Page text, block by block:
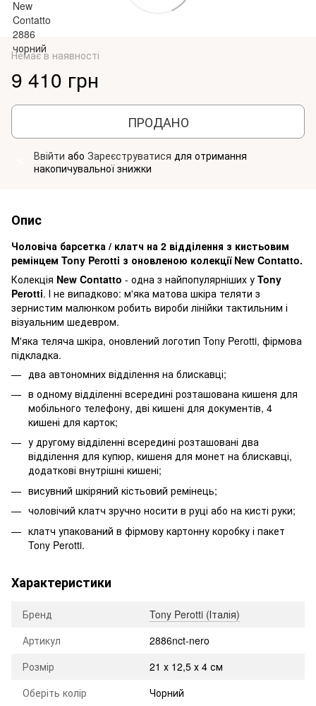
Немає в наявності
9 410 грн
ПРОДАНО
Ввійти або Зареєструватися для отримання
накопичувальної знижки
Опис
Чоловіча барсетка / клатч на 2 відділення з кистьовим
ремінцем Tony Perotti з оновленою колекції New Contatto.
Колекція New Contatto - одна з найпопулярніших у Tony
Perotti. І не випадково: м'яка матова шкіра теляти з
зернистим малюнком робить вироби лінійки тактильним і
візуальним шедевром.
М'яка теляча шкіра, оновлений логотип Tony Perotti, фірмова
підкладка.
два автономних відділення на блискавці;
в одному відділенні всередині розташована кишеня для
мобільного телефону, дві кишені для документів, 4
кишені для карток;
у другому відділенні всередині розташовані два
відділення для купюр, кишеня для монет на блискавці,
додаткові внутрішні кишені;
висувний шкіряний кістьовий ремінець;
чоловічий клатч зручно носити в руці або на кисті руки;
клатч упакований в фірмову картонну коробку і пакет
Tony Perotti.
Характеристики
Бренд
Tony Perotti (Італія)
Артикул
2886nct-nero
Розмір
21 х 12,5 х 4 см
Оберіть колір
Чорний